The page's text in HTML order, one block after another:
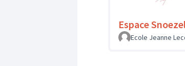
Espace
Ecole Jeanne